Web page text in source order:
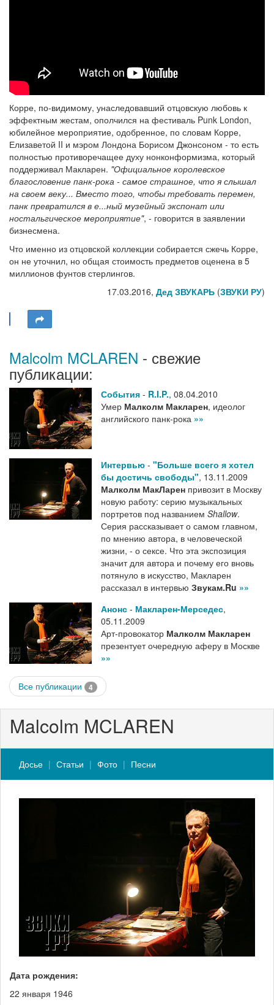
Корре, по-видимому, унаследовавший отцовскую любовь к
эффектным жестам, ополчился на фестиваль Punk London,
юбилейное мероприятие, одобренное, по словам Корре,
Елизаветой II и мэром Лондона Борисом Джонсоном - то есть
полностью противоречащее духу нонконформизма, который
поддерживал Макларен. "Официальное королевское
благословение панк-рока - самое страшное, что я слышал
на своем веку... Вместо того, чтобы требовать перемен,
панк превратился в е...ный музейный экспонат или
ностальгическое мероприятие", - говорится в заявлении
бизнесмена.
Что именно из отцовской коллекции собирается сжечь Корре,
он не уточнил, но общая стоимость предметов оценена в 5
миллионов фунтов стерлингов.
17.03.2016, Дед ЗВУКАРЬ (ЗВУКИ РУ)
Malcolm MCLAREN - свежие
публикации:
События - R.I.P., 08.04.2010
Умер Малколм Макларен, идеолог
английского панк-рока »»
Интервью - "Больше всего я хотел
бы достичь свободы", 13.11.2009
Малколм МакЛарен привозит в Москву
новую работу: серию музыкальных
портретов под названием Shallow.
Серия рассказывает о самом главном,
по мнению автора, в человеческой
жизни, - о сексе. Что эта экспозиция
значит для автора и почему его вновь
потянуло в искусство, Макларен
рассказал в интервью Звукам.Ru »»
Анонс - Макларен-Мерседес,
05.11.2009
Арт-провокатор Малколм Макларен
презентует очередную аферу в Москве
»»
Все публикации 4
Malcolm MCLAREN
Досье Статьи Фото Песни
Дата рождения:
22 января 1946